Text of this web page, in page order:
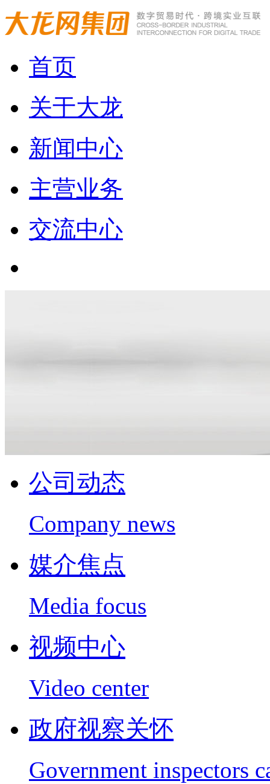
首页
关于大龙
新闻中心
主营业务
交流中心
公司动态
Company news
媒介焦点
Media focus
视频中心
Video center
政府视察关怀
Government inspectors